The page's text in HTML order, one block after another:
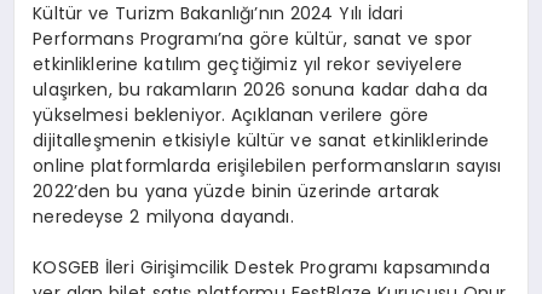
Kültür ve Turizm Bakanlığı’nın 2024 Yılı İdari
Performans Programı’na göre kültür, sanat ve spor
etkinliklerine katılım geçtiğimiz yıl rekor seviyelere
ulaşırken, bu rakamların 2026 sonuna kadar daha da
yükselmesi bekleniyor. Açıklanan verilere göre
dijitalleşmenin etkisiyle kültür ve sanat etkinliklerinde
online platformlarda erişilebilen performansların sayısı
2022’den bu yana yüzde binin üzerinde artarak
neredeyse 2 milyona dayandı.
KOSGEB İleri Girişimcilik Destek Programı kapsamında